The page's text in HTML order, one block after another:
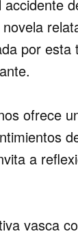
novela
por
ofrece
a
vasca